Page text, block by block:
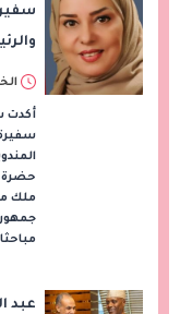
الخميس
أكدت
حضرة
ملك
عبد